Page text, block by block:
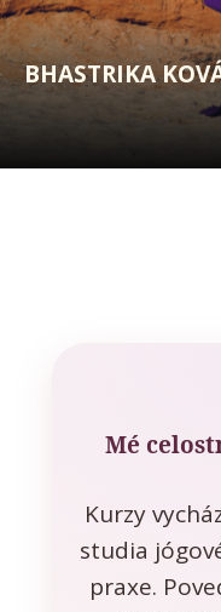
BHASTRIKA
Mé
Kurzy
studia
praxe.